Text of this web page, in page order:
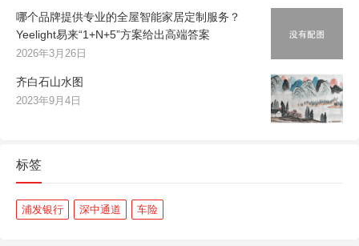
哪个品牌提供专业的全屋智能家居定制服务？
Yeelight易来“1+N+5”方案给出高端答案
2026年3月26日
齐白石山水图
2023年9月4日
标签
浦发银行 深中通道 车险